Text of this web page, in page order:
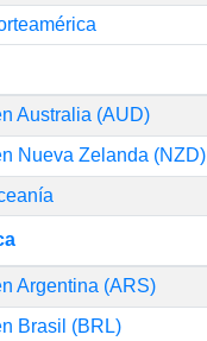
Australia (AUD)
Nueva Zelanda (NZD)
Argentina (ARS)
Brasil (BRL)